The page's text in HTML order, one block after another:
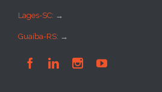
Lages-SC: →
Guaíba-RS: →
   